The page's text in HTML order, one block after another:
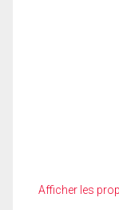
Afficher les